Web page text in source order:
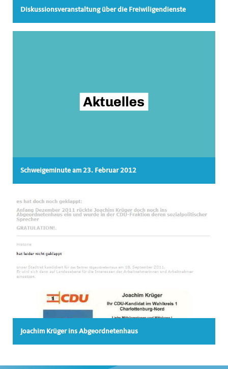
Diskussionsveranstaltung über die Freiwiligendienste
Schweigeminute am 23. Februar 2012
Joachim Krüger ins Abgeordnetenhaus